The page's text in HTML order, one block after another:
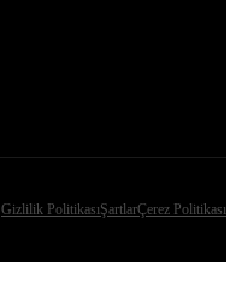
Gizlilik PolitikasıŞartlarÇerez Politikası